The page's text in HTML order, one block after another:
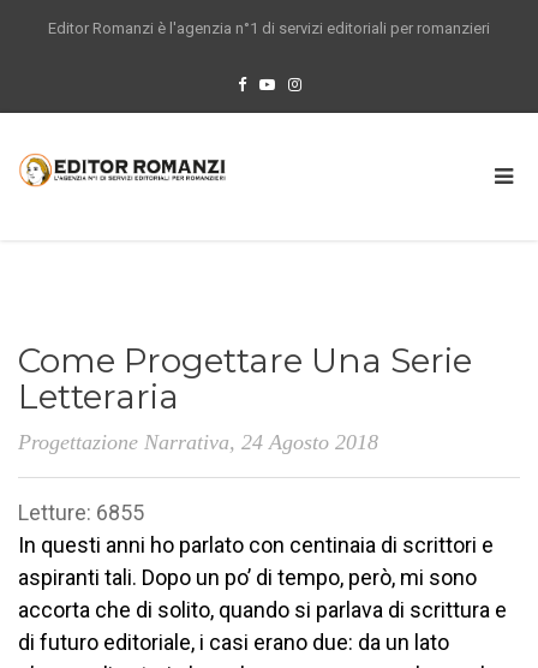
Editor Romanzi è l'agenzia n°1 di servizi editoriali per romanzieri
Come Progettare Una Serie
Letteraria
Progettazione Narrativa, 24 Agosto 2018
Letture: 6855
In questi anni ho parlato con centinaia di scrittori e
aspiranti tali. Dopo un po’ di tempo, però, mi sono
accorta che di solito, quando si parlava di scrittura e
di futuro editoriale, i casi erano due: da un lato